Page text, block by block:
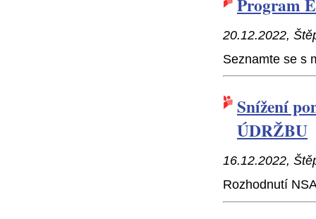
Program
20.12.2022,
Seznamte se s
Snížení
ÚDRŽBU
16.12.2022,
Rozhodnutí